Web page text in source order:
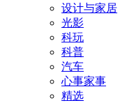
设计与家居
光影
科玩
科普
汽车
心事家事
精选